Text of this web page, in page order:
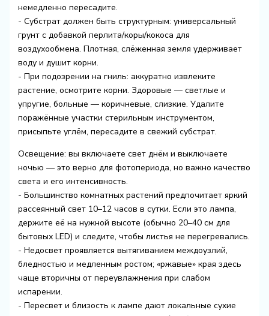
немедленно пересадите.
- Субстрат должен быть структурным: универсальный
грунт с добавкой перлита/коры/кокоса для
воздухообмена. Плотная, слёженная земля удерживает
воду и душит корни.
- При подозрении на гниль: аккуратно извлеките
растение, осмотрите корни. Здоровые — светлые и
упругие, больные — коричневые, слизкие. Удалите
поражённые участки стерильным инструментом,
присыпьте углём, пересадите в свежий субстрат.
Освещение: вы включаете свет днём и выключаете
ночью — это верно для фотопериода, но важно качество
света и его интенсивность.
- Большинство комнатных растений предпочитает яркий
рассеянный свет 10–12 часов в сутки. Если это лампа,
держите её на нужной высоте (обычно 20–40 см для
бытовых LED) и следите, чтобы листья не перегревались.
- Недосвет проявляется вытягиванием междоузлий,
бледностью и медленным ростом; «ржавые» края здесь
чаще вторичны от переувлажнения при слабом
испарении.
- Пересвет и близость к лампе дают локальные сухие